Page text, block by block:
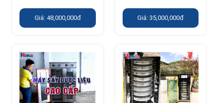
Giá: 48,000,000đ Giá: 35,000,000đ